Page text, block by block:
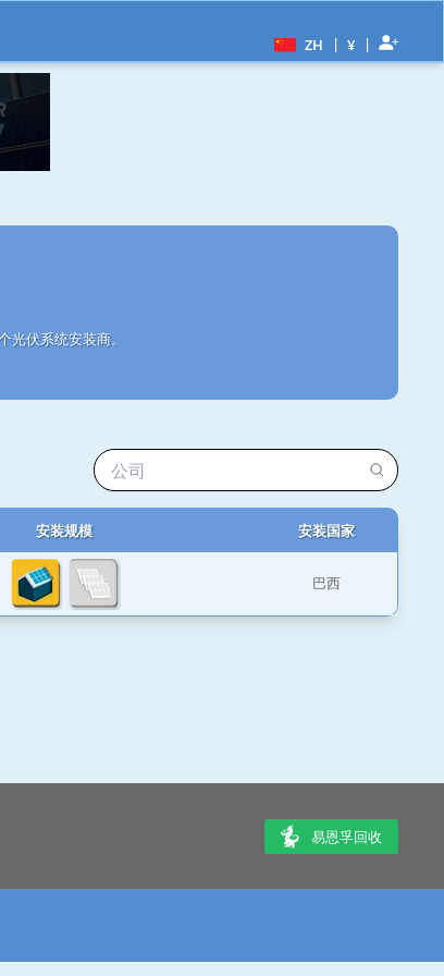
ZH | ¥ |
伏系统安装商。
安装规模 安装国家
巴西
易恩孚回收